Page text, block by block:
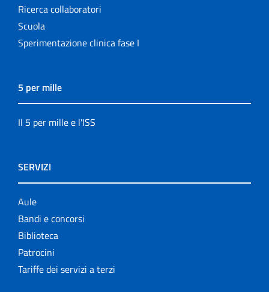
Ricerca collaboratori
Scuola
Sperimentazione clinica fase I
5 per mille
Il 5 per mille e l'ISS
SERVIZI
Aule
Bandi e concorsi
Biblioteca
Patrocini
Tariffe dei servizi a terzi